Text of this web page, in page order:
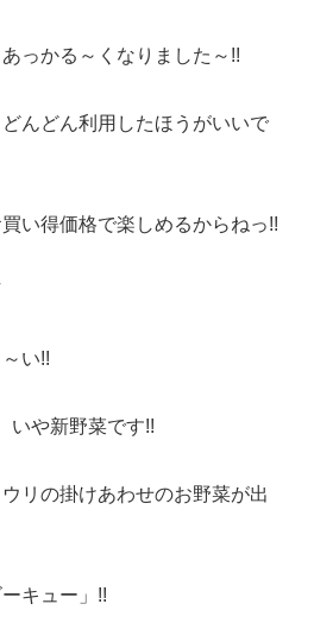
っかる～くなりました～!!
んどん利用したほうがいいで
い得価格で楽しめるからねっ!!
い!!
いや新野菜です!!
リの掛けあわせのお野菜が出
キュー」!!